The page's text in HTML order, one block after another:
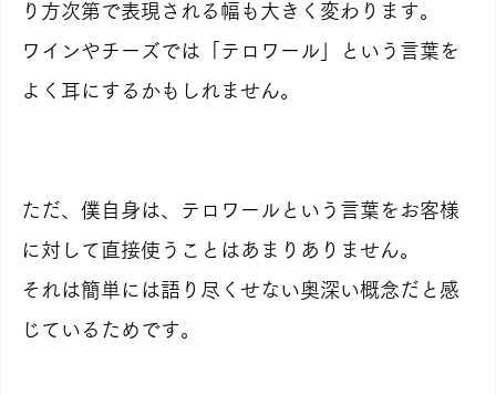
り方次第で表現される幅も大きく変わります。
ワインやチーズでは「テロワール」という言葉を
よく耳にするかもしれません。
ただ、僕自身は、テロワールという言葉をお客様
に対して直接使うことはあまりありません。
それは簡単には語り尽くせない奥深い概念だと感
じているためです。